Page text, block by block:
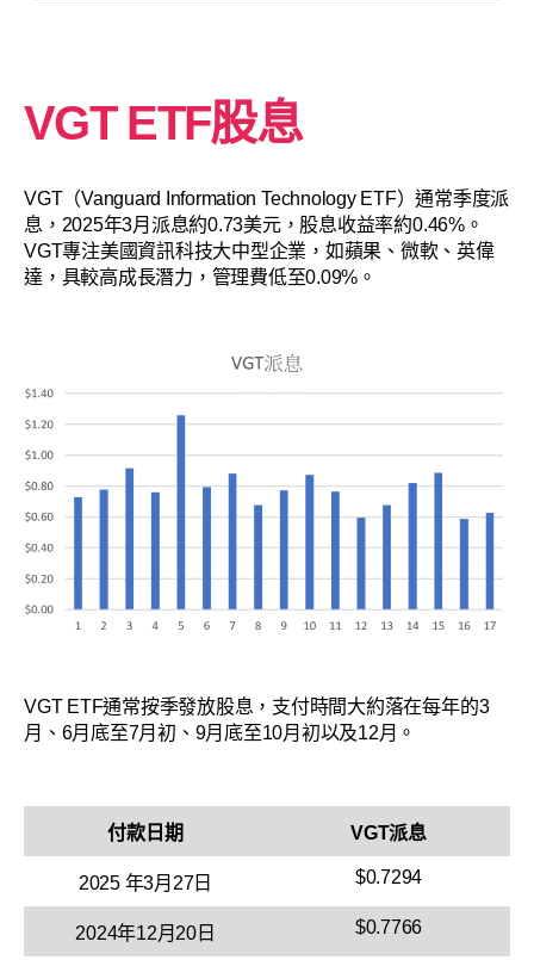
VGT ETF股息
VGT（Vanguard Information Technology ETF）通常季度派
息，2025年3月派息約0.73美元，股息收益率約0.46%。
VGT專注美國資訊科技大中型企業，如蘋果、微軟、英偉
達，具較高成長潛力，管理費低至0.09%。
VGT ETF通常按季發放股息，支付時間大約落在每年的3
月、6月底至7月初、9月底至10月初以及12月。
付款日期 VGT派息
2025 年3月27日 $0.7294
2024年12月20日 $0.7766